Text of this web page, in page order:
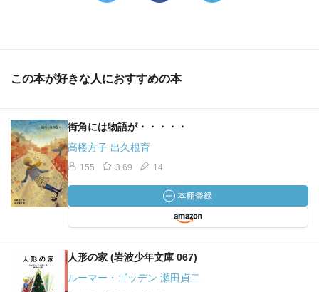
この本が好きな人におすすめの本
街角には物語が・・・・・
高楼方子 出久根育
155 3.69 14
人形の家 (岩波少年文庫 067)
ルーマー・ゴッデン 瀬田貞二